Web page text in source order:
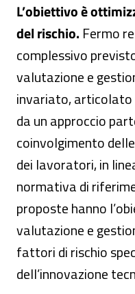
L’obiettivo è
del rischio. Fermo
complessivo
valutazione e
invariato,
da un approccio
coinvolgimento
dei lavoratori, in
normativa di
proposte hanno
valutazione e
fattori di rischio
dell’innovazione